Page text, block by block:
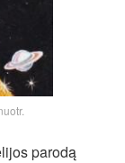
parodą